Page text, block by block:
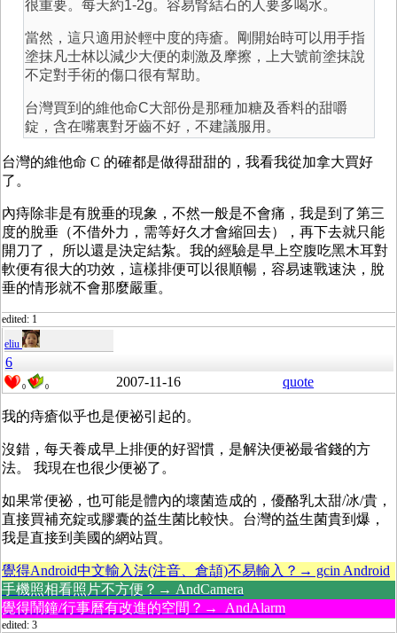
很重要。每天約1-2g。容易腎結石的人要多喝水。
當然，這只適用於輕中度的痔瘡。剛開始時可以用手指
塗抹凡士林以減少大便的刺激及摩擦，上大號前塗抹說
不定對手術的傷口很有幫助。
台灣買到的維他命C大部份是那種加糖及香料的甜嚼
錠，含在嘴裏對牙齒不好，不建議服用。
台灣的維他命 C 的確都是做得甜甜的，我看我從加拿大買好
了。
內痔除非是有脫垂的現象，不然一般是不會痛，我是到了第三
度的脫垂（不借外力，需等好久才會縮回去），再下去就只能
開刀了， 所以還是決定結紮。我的經驗是早上空腹吃黑木耳對
軟便有很大的功效，這樣排便可以很順暢，容易速戰速決，脫
垂的情形就不會那麼嚴重。
edited: 1
eliu
6
0 0 2007-11-16 quote
我的痔瘡似乎也是便祕引起的。
沒錯，每天養成早上排便的好習慣，是解決便祕最省錢的方
法。 我現在也很少便祕了。
如果常便祕，也可能是體內的壞菌造成的，優酪乳太甜/冰/貴，
直接買補充錠或膠囊的益生菌比較快。台灣的益生菌貴到爆，
我是直接到美國的網站買。
覺得Android中文輸入法(注音、倉頡)不易輸入？→ gcin Android
手機照相看照片不方便？→ AndCamera
覺得鬧鐘/行事曆有改進的空間？→ AndAlarm
edited: 3